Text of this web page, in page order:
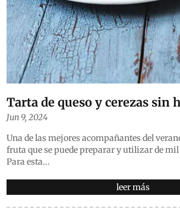
Tarta de queso y cerezas sin
Jun 9, 2024
Una de las mejores acompañantes del
fruta que se puede preparar y utilizar de
Para esta...
leer más